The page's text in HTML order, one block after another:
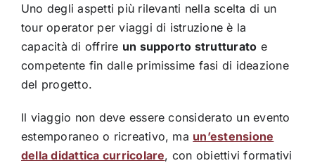
Uno degli aspetti più rilevanti nella scelta di un
tour operator per viaggi di istruzione è la
capacità di offrire un supporto strutturato e
competente fin dalle primissime fasi di ideazione
del progetto.
Il viaggio non deve essere considerato un evento
estemporaneo o ricreativo, ma un’estensione
della didattica curricolare, con obiettivi formativi